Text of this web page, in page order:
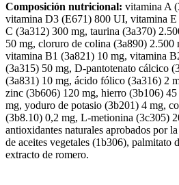
Composición nutricional: vitamina A
vitamina D3 (E671) 800 UI, vitamina
C (3a312) 300 mg, taurina (3a370)
50 mg, cloruro de colina (3a890) 2.500
vitamina B1 (3a821) 10 mg, vitamina
(3a315) 50 mg, D-pantotenato cálcico
(3a831) 10 mg, ácido fólico (3a316) 2
zinc (3b606) 120 mg, hierro (3b106)
mg, yoduro de potasio (3b201) 4 mg,
(3b8.10) 0,2 mg, L-metionina (3c305)
antioxidantes naturales aprobados por
de aceites vegetales (1b306), palmitato
extracto de romero.